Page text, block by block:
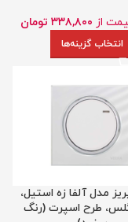
از ۳۳۸,۸۰۰ تومان
انتخاب گزینه‌ها
مدل آلفا زه استیل،
طرح اسپرت (رنگ